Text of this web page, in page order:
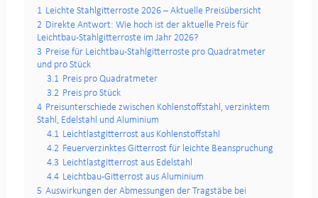
1 Leichte Stahlgitterroste 2026 – Aktuelle Preisübersicht
2 Direkte Antwort: Wie hoch ist der aktuelle Preis für
Leichtbau-Stahlgitterroste im Jahr 2026?
3 Preise für Leichtbau-Stahlgitterroste pro Quadratmeter
und pro Stück
3.1 Preis pro Quadratmeter
3.2 Preis pro Stück
4 Preisunterschiede zwischen Kohlenstoffstahl, verzinktem
Stahl, Edelstahl und Aluminium
4.1 Leichtlastgitterrost aus Kohlenstoffstahl
4.2 Feuerverzinktes Gitterrost für leichte Beanspruchung
4.3 Leichtlastgitterrost aus Edelstahl
4.4 Leichtbau-Gitterrost aus Aluminium
5 Auswirkungen der Abmessungen der Tragstäbe bei